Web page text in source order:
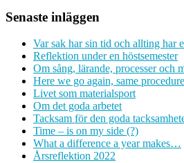
Senaste inläggen
Var sak har sin tid och allting har
Reflektion under en höstsemester
Om sång, lärande, processer och
Here we go again, same
Livet som materialsport
Om det goda arbetet
Tacksam för den goda
Time – is on my side (?)
What a difference a year makes…
Årsreflektion 2022